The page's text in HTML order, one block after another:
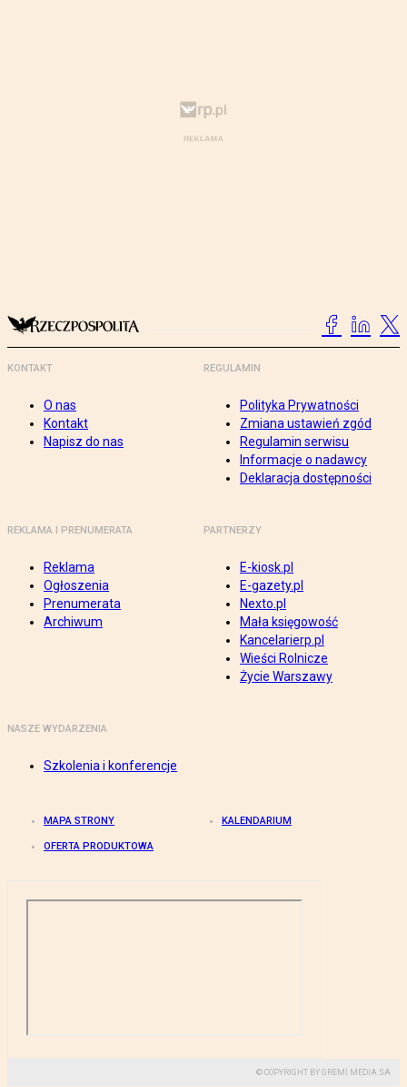
KONTAKT
O nas
Kontakt
Napisz do nas
REGULAMIN
Polityka Prywatności
Zmiana ustawień zgód
Regulamin serwisu
Informacje o nadawcy
Deklaracja dostępności
REKLAMA I PRENUMERATA
Reklama
Ogłoszenia
Prenumerata
Archiwum
PARTNERZY
E-kiosk.pl
E-gazety.pl
Nexto.pl
Mała księgowość
Kancelarierp.pl
Wieści Rolnicze
Życie Warszawy
NASZE WYDARZENIA
Szkolenia i konferencje
MAPA STRONY KALENDARIUM
OFERTA PRODUKTOWA
© COPYRIGHT BY GREMI MEDIA SA